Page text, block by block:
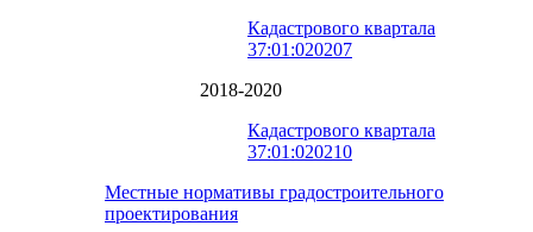
Кадастрового квартала
37:01:020207
2018-2020
Кадастрового квартала
37:01:020210
Местные нормативы градостроительного
проектирования